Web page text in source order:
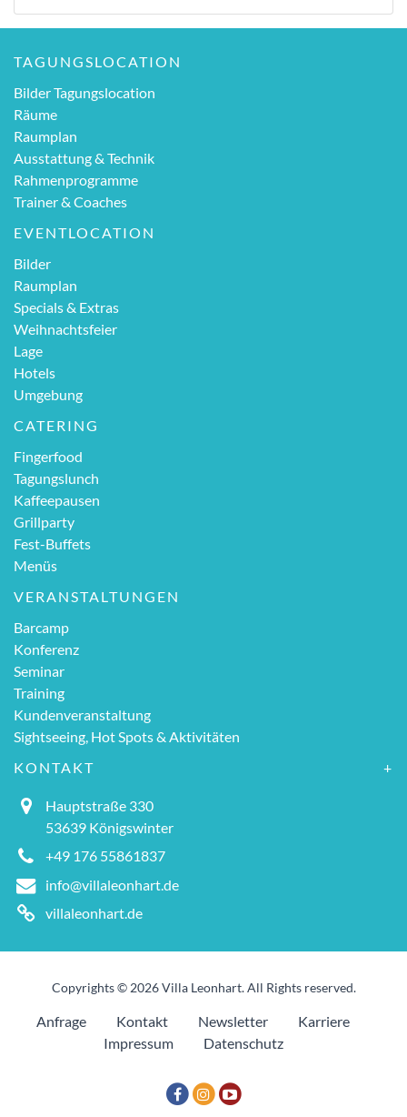
TAGUNGSLOCATION
Bilder Tagungslocation
Räume
Raumplan
Ausstattung & Technik
Rahmenprogramme
Trainer & Coaches
EVENTLOCATION
Bilder
Raumplan
Specials & Extras
Weihnachtsfeier
Lage
Hotels
Umgebung
CATERING
Fingerfood
Tagungslunch
Kaffeepausen
Grillparty
Fest-Buffets
Menüs
VERANSTALTUNGEN
Barcamp
Konferenz
Seminar
Training
Kundenveranstaltung
Sightseeing, Hot Spots & Aktivitäten
KONTAKT
Hauptstraße 330
53639 Königswinter
+49 176 55861837
info@villaleonhart.de
villaleonhart.de
Copyrights © 2026 Villa Leonhart. All Rights reserved.
Anfrage Kontakt Newsletter
Karriere
Impressum
Datenschutz